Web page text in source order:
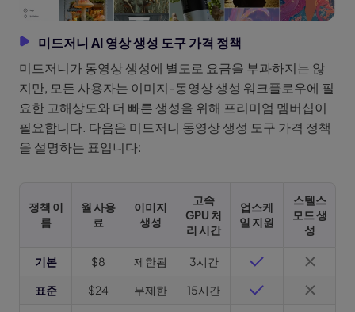
미드저니 AI 영상 생성 도구 가격 정책
미드저니가 동영상 생성에 별도로 요금을 부과하지는 않
지만, 모든 사용자는 이미지-동영상 생성 워크플로우에 필
요한 고해상도와 더 빠른 생성을 위해 프리미엄 멤버십이
필요합니다. 다음은 미드저니 동영상 생성 도구 가격 정책
을 설명하는 표입니다:
정책 이
름
월 사용
료
이미지
생성
고속
GPU 처
리 시간
업스케
일 지원
스텔스
모드 생
성
기본 $8 제한됨
3시간
표준
$24 무제한
15시간